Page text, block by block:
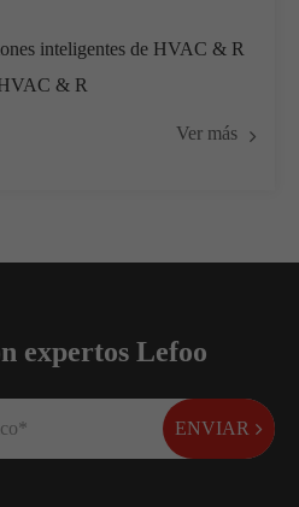
inteligentes de HVAC & R
& R
Ver más
expertos Lefoo
ENVIAR